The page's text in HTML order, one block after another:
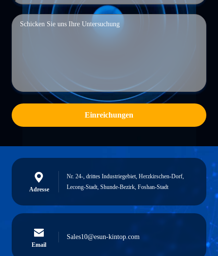
Einreichungen
Adresse
Nr. 24-, drittes Industriegebiet, Herzkirschen-Dorf,
Lecong-Stadt, Shunde-Bezirk, Foshan-Stadt
Email
Sales10@esun-kintop.com